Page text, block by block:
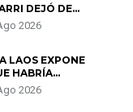
DEJÓ DE
A GABRIELA
Y ANUNCIA SU
2026
LAOS EXPONE
HABRÍA
PABLO
CON ALE
2026